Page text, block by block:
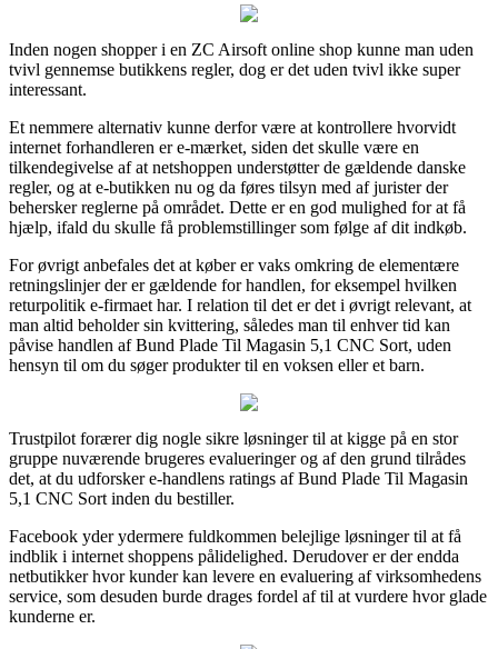
Inden nogen shopper i en ZC Airsoft online shop kunne man uden
tvivl gennemse butikkens regler, dog er det uden tvivl ikke super
interessant.
Et nemmere alternativ kunne derfor være at kontrollere hvorvidt
internet forhandleren er e-mærket, siden det skulle være en
tilkendegivelse af at netshoppen understøtter de gældende danske
regler, og at e-butikken nu og da føres tilsyn med af jurister der
behersker reglerne på området. Dette er en god mulighed for at få
hjælp, ifald du skulle få problemstillinger som følge af dit indkøb.
For øvrigt anbefales det at køber er vaks omkring de elementære
retningslinjer der er gældende for handlen, for eksempel hvilken
returpolitik e-firmaet har. I relation til det er det i øvrigt relevant, at
man altid beholder sin kvittering, således man til enhver tid kan
påvise handlen af Bund Plade Til Magasin 5,1 CNC Sort, uden
hensyn til om du søger produkter til en voksen eller et barn.
Trustpilot forærer dig nogle sikre løsninger til at kigge på en stor
gruppe nuværende brugeres evalueringer og af den grund tilrådes
det, at du udforsker e-handlens ratings af Bund Plade Til Magasin
5,1 CNC Sort inden du bestiller.
Facebook yder ydermere fuldkommen belejlige løsninger til at få
indblik i internet shoppens pålidelighed. Derudover er der endda
netbutikker hvor kunder kan levere en evaluering af virksomhedens
service, som desuden burde drages fordel af til at vurdere hvor glade
kunderne er.